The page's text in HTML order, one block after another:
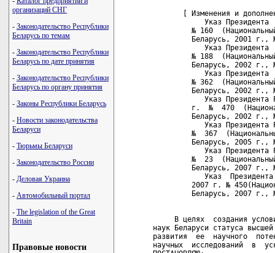
организаций СНГ
- Законодательство Республики
Беларусь по темам
- Законодательство Республики
Беларусь по дате принятия
- Законодательство Республики
Беларусь по органу принятия
- Законы Республики Беларусь
- Новости законодательства
Беларуси
- Тюрьмы Беларуси
- Законодательство России
- Деловая Украина
- Автомобильный портал
- The legislation of the Great
Britain
Правовые новости
[ Изменения и
Указ Президента
№ 160
Беларусь, 2001 г.,
Указ Президента
№ 188
Беларусь, 2002 г.,
Указ Президента
№ 362
Беларусь, 2002 г.,
Указ Президента
г.  №  470
Беларусь, 2002 г.,
Указ Президента
№  367
Беларусь, 2005 г.,
Указ Президента
№  23
Беларусь, 2007 г.,
Указ
2007 г. №
Беларусь, 2007 г.,
В целях  создания
наук Беларуси статуса
развития  ее  научного
научных  исследований  в